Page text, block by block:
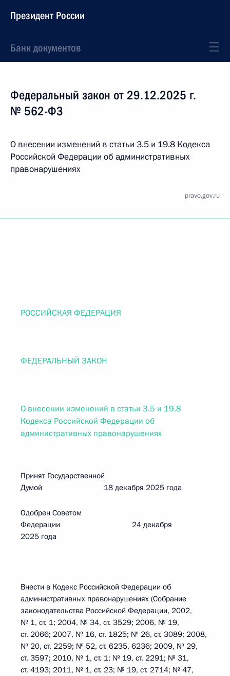
Президент России
Банк документов
Федеральный закон от 29.12.2025 г.
№ 562-ФЗ
О внесении изменений в статьи 3.5 и 19.8 Кодекса
Российской Федерации об административных
правонарушениях
pravo.gov.ru
РОССИЙСКАЯ ФЕДЕРАЦИЯ
ФЕДЕРАЛЬНЫЙ ЗАКОН
О внесении изменений в статьи 3.5 и 19.8
Кодекса Российской Федерации об
административных правонарушениях
Принят Государственной
Думой 18 декабря 2025 года
Одобрен Советом
Федерации 24 декабря
2025 года
Внести в Кодекс Российской Федерации об
административных правонарушениях (Собрание
законодательства Российской Федерации, 2002,
№ 1, ст. 1; 2004, № 34, ст. 3529; 2006, № 19,
ст. 2066; 2007, № 16, ст. 1825; № 26, ст. 3089; 2008,
№ 20, ст. 2259; № 52, ст. 6235, 6236; 2009, № 29,
ст. 3597; 2010, № 1, ст. 1; № 19, ст. 2291; № 31,
ст. 4193; 2011, № 1, ст. 23; № 19, ст. 2714; № 47,